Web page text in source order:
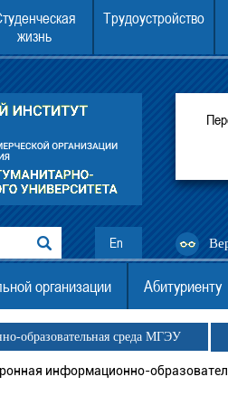
жизнь
Трудоустройство
12.00 в Воронежском институте
День открытых дверей
En
организации Абитуриенту
образовательная среда МГЭУ
информационно-